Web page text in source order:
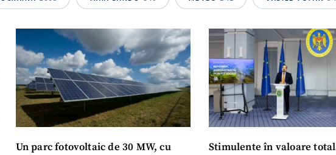
Un parc fotovoltaic de 30 MW, cu
Stimulente în valoare